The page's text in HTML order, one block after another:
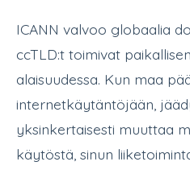
ICANN valvoo globaalia
ccTLD:t toimivat
alaisuudessa. Kun maa
internetkäytäntöjään,
yksinkertaisesti muuttaa
käytöstä, sinun